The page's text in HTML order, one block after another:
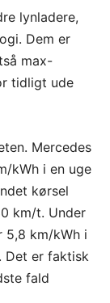
lynladere,
Dem er
max-
tidligt ude
Mercedes
kWh i en uge
kørsel
km/t. Under
5,8 km/kWh i
Det er faktisk
fald